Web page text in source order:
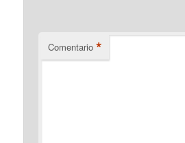
Comentario *